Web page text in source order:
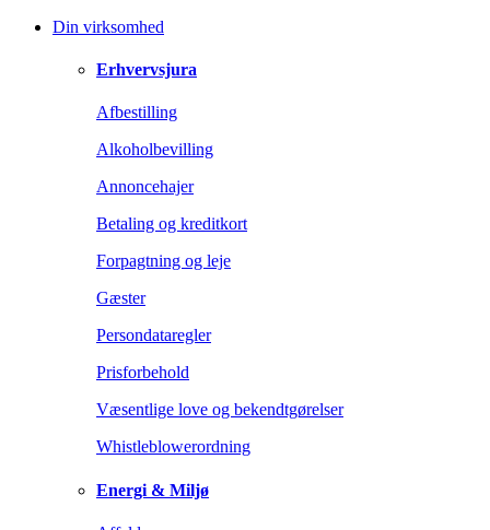
Din virksomhed
Erhvervsjura
Afbestilling
Alkoholbevilling
Annoncehajer
Betaling og kreditkort
Forpagtning og leje
Gæster
Persondataregler
Prisforbehold
Væsentlige love og bekendtgørelser
Whistleblowerordning
Energi & Miljø